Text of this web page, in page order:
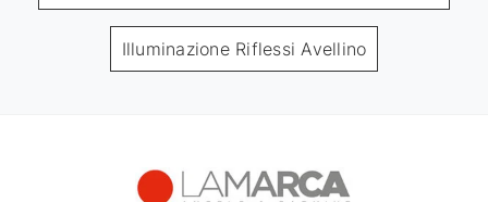
Illuminazione Riflessi Avellino